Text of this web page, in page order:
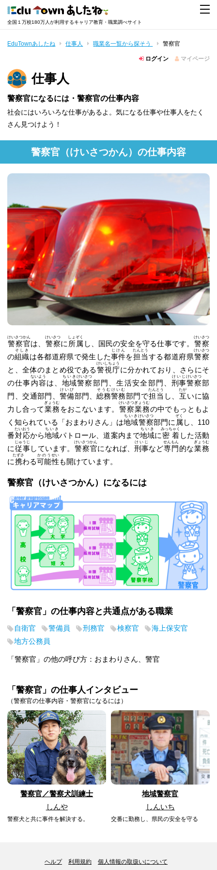
全国１万校180万人が利用するキャリア教育・職業調べサイト
EduTownあしたね 仕事人 職業名一覧から探そう 警察官
ログイン マイページ
仕事人
警察官になるには・警察官の仕事内容
社会にはいろいろな仕事があるよ。気になる仕事や仕事人をたく
さん見つけよう！
警察官 （けいさつかん） の仕事内容
警察官
けいさつかん
は、 警察
けいさつ
に 所属
しょぞく
し、国民の安全を守る仕事です。 警察
けいさつ
の組織
そしき
は各都道府県で発生した事件
じけん
を担当
たんとう
する都道府県警察
けいさつ
と、全体のまとめ役である警視庁
けいしちょう
に分かれており、さらにそ
の仕事内容
ないよう
は、地域
ちいき
警察
けいさつ
部門、生活安全部門、刑事
けいじ
警察
けいさつ
部
門、交通部門、警備
けいび
部門、総務
そうむ
警務
けいむ
部門で担当
たんとう
し、 互
たが
いに協
力し合って業務
ぎょうむ
をおこないます。 警察
けいさつ
業務
ぎょうむ
の中でもっともよ
く知られている「おまわりさん」は地域
ちいき
警察
けいさつ
部門に 属
ぞく
し、110
番対応
たいおう
から地域
ちいき
パトロール、道案内まで地域
ちいき
に 密着
みっちゃく
した活動
に従事
じゅうじ
しています。 警察官
けいさつかん
になれば、刑事
けいじ
など専門
せんもん
的な業務
ぎょうむ
に携
たずさ
わる可能
かのう
性
せい
も開けています。
警察官 （けいさつかん） になるには
「警察官」の仕事内容と共通点がある職業
自衛官 警備員 刑務官 検察官
海上保安官
地方公務員
「警察官」の他の呼び方：おまわりさん、警官
「警察官」の仕事人インタビュー
（警察官の仕事内容・警察官になるには）
警察官／警察犬訓練士
しんや
警察犬と共に事件を解決する。
地域警察官
しんいち
交番に勤務し、県民の安全を守る
ヘルプ 利用規約 個人情報の取扱いについて